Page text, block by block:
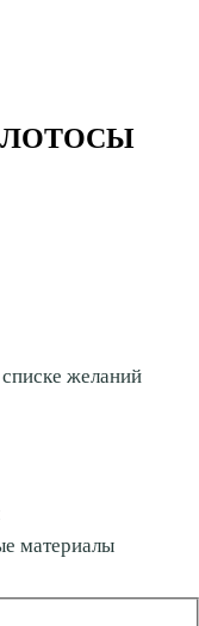
ЛОТОСЫ
желаний
материалы